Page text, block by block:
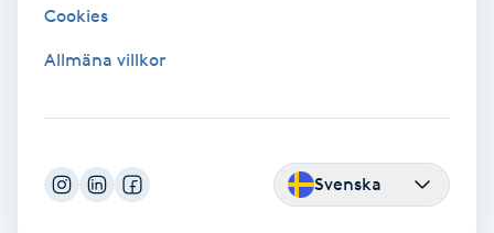
Diamantslipning
Enzympeeling
Extensions
Cookies
Allmäna villkor
Svenska